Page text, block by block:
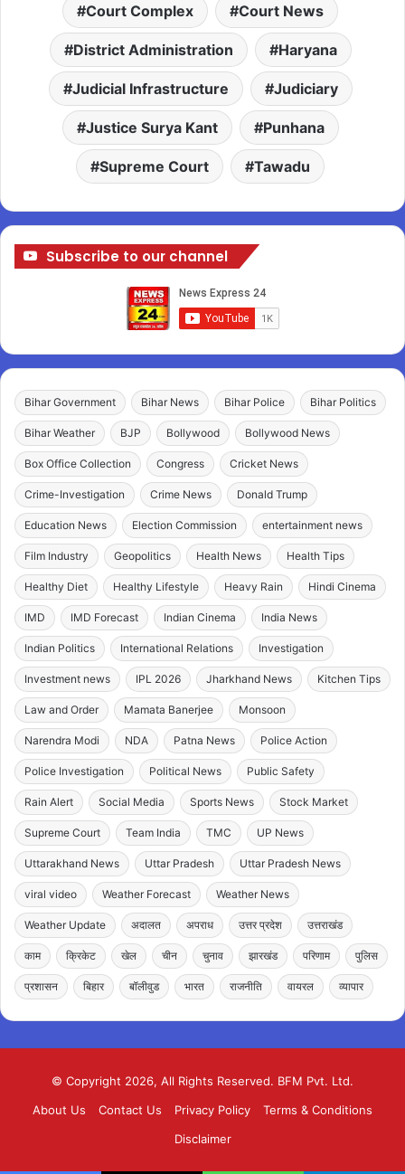
Court Complex Court News
District Administration Haryana
Judicial Infrastructure Judiciary
Justice Surya Kant Punhana
Supreme Court Tawadu
Subscribe to our channel
Bihar Government Bihar News Bihar Police Bihar Politics
Bihar Weather BJP Bollywood Bollywood News
Box Office Collection Congress Cricket News
Crime-Investigation Crime News Donald Trump
Education News Election Commission entertainment news
Film Industry Geopolitics Health News Health Tips
Healthy Diet Healthy Lifestyle Heavy Rain Hindi Cinema
IMD IMD Forecast Indian Cinema India News
Indian Politics International Relations Investigation
Investment news IPL 2026 Jharkhand News Kitchen Tips
Law and Order Mamata Banerjee Monsoon
Narendra Modi NDA Patna News Police Action
Police Investigation Political News Public Safety
Rain Alert Social Media Sports News Stock Market
Supreme Court Team India TMC UP News
Uttarakhand News Uttar Pradesh Uttar Pradesh News
viral video Weather Forecast Weather News
Weather Update अदालत अपराध उत्तर प्रदेश उत्तराखंड
काम क्रिकेट खेल चीन चुनाव झारखंड परिणाम पुलिस
प्रशासन बिहार बॉलीवुड भारत राजनीति वायरल व्यापार
© Copyright 2026, All Rights Reserved. BFM Pvt. Ltd.
About Us
Contact Us Privacy Policy
Terms & Conditions
Disclaimer